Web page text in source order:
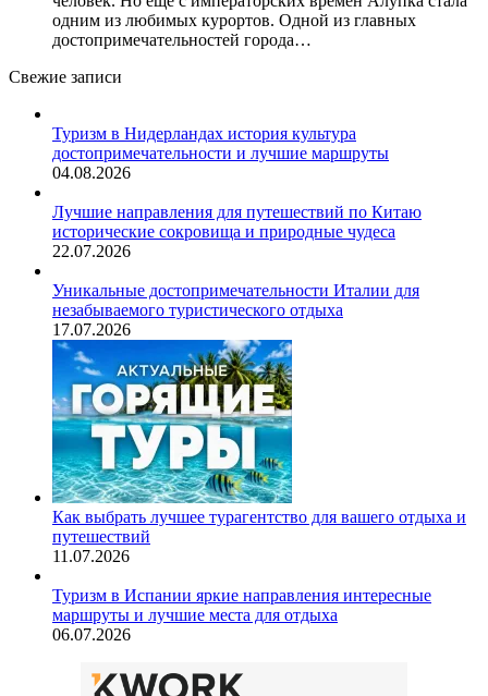
одним из любимых курортов. Одной из главных
достопримечательностей города…
Свежие записи
Туризм в Нидерландах история культура
достопримечательности и лучшие маршруты
04.08.2026
Лучшие направления для путешествий по Китаю
исторические сокровища и природные чудеса
22.07.2026
Уникальные достопримечательности Италии для
незабываемого туристического отдыха
17.07.2026
Как выбрать лучшее турагентство для вашего отдыха и
путешествий
11.07.2026
Туризм в Испании яркие направления интересные
маршруты и лучшие места для отдыха
06.07.2026